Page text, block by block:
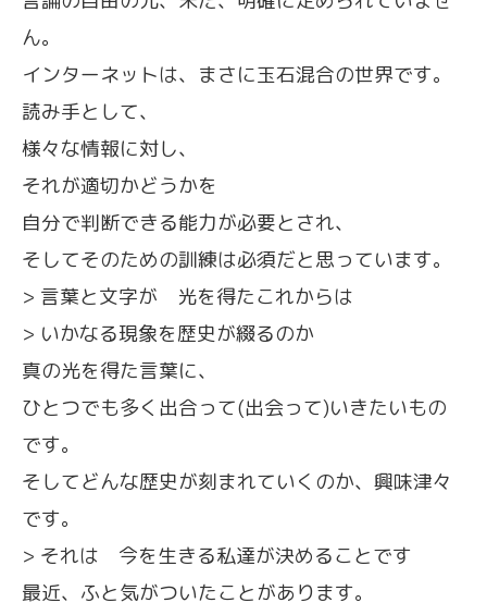
ん。
インターネットは、まさに玉石混合の世界です。
読み手として、
様々な情報に対し、
それが適切かどうかを
自分で判断できる能力が必要とされ、
そしてそのための訓練は必須だと思っています。
> 言葉と文字が 光を得たこれからは
> いかなる現象を歴史が綴るのか
真の光を得た言葉に、
ひとつでも多く出合って(出会って)いきたいもの
です。
そしてどんな歴史が刻まれていくのか、興味津々
です。
> それは 今を生きる私達が決めることです
最近、ふと気がついたことがあります。